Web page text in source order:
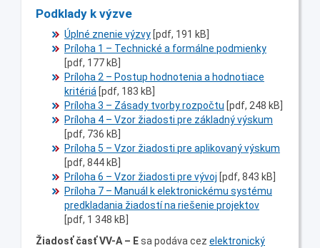
Podklady k výzve
Úplné znenie výzvy [pdf, 191 kB]
Príloha 1 – Technické a formálne podmienky
[pdf, 177 kB]
Príloha 2 – Postup hodnotenia a hodnotiace
kritériá [pdf, 183 kB]
Príloha 3 – Zásady tvorby rozpočtu [pdf, 248 kB]
Príloha 4 – Vzor žiadosti pre základný výskum
[pdf, 736 kB]
Príloha 5 – Vzor žiadosti pre aplikovaný výskum
[pdf, 844 kB]
Príloha 6 – Vzor žiadosti pre vývoj [pdf, 843 kB]
Príloha 7 – Manuál k elektronickému systému
predkladania žiadostí na riešenie projektov
[pdf, 1 348 kB]
Žiadosť časť VV-A – Esa podáva cez elektronický